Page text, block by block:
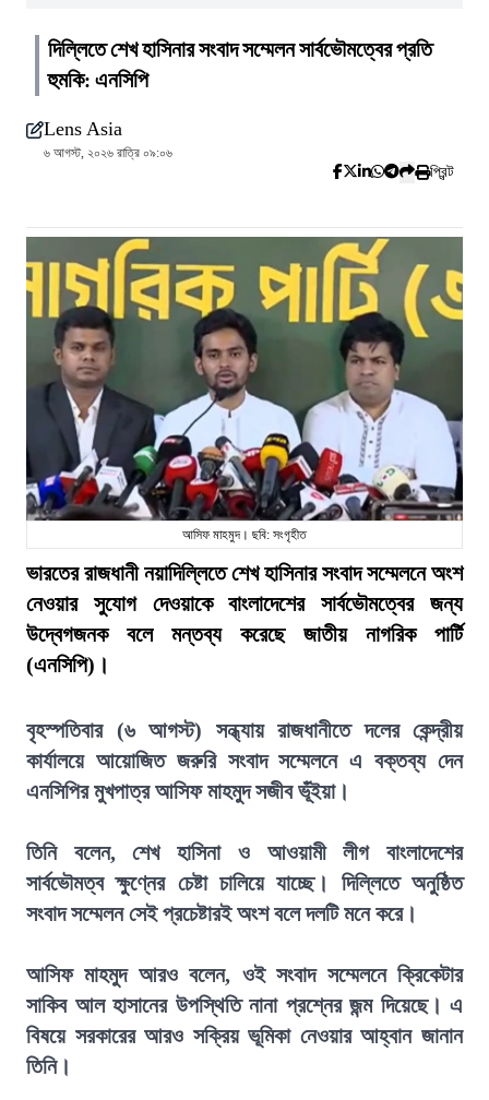
দিল্লিতে শেখ হাসিনার সংবাদ সম্মেলন সার্বভৌমত্বের প্রতি
হুমকি: এনসিপি
Lens Asia
৬ আগস্ট, ২০২৬ রাত্রি ০৯:০৬
প্রিন্ট
আসিফ মাহমুদ। ছবি: সংগৃহীত
ভারতের রাজধানী নয়াদিল্লিতে শেখ হাসিনার সংবাদ সম্মেলনে অংশ
নেওয়ার সুযোগ দেওয়াকে বাংলাদেশের সার্বভৌমত্বের জন্য
উদ্বেগজনক বলে মন্তব্য করেছে জাতীয় নাগরিক পার্টি
(এনসিপি)।
বৃহস্পতিবার (৬ আগস্ট) সন্ধ্যায় রাজধানীতে দলের কেন্দ্রীয়
কার্যালয়ে আয়োজিত জরুরি সংবাদ সম্মেলনে এ বক্তব্য দেন
এনসিপির মুখপাত্র আসিফ মাহমুদ সজীব ভূঁইয়া।
তিনি বলেন, শেখ হাসিনা ও আওয়ামী লীগ বাংলাদেশের
সার্বভৌমত্ব ক্ষুণ্নের চেষ্টা চালিয়ে যাচ্ছে। দিল্লিতে অনুষ্ঠিত
সংবাদ সম্মেলন সেই প্রচেষ্টারই অংশ বলে দলটি মনে করে।
আসিফ মাহমুদ আরও বলেন, ওই সংবাদ সম্মেলনে ক্রিকেটার
সাকিব আল হাসানের উপস্থিতি নানা প্রশ্নের জন্ম দিয়েছে। এ
বিষয়ে সরকারের আরও সক্রিয় ভূমিকা নেওয়ার আহ্বান জানান
তিনি।